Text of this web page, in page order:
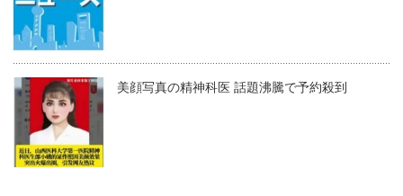
美顔写真の精神科医 話題沸騰で予約殺到